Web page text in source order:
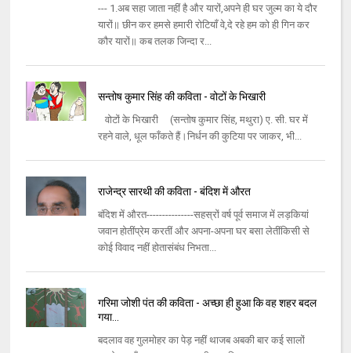
--- 1.अब सहा जाता नहीं है और यारों,अपने ही घर जुल्‍म का ये दौर
यारों॥ छीन कर हमसे हमारी रोटियाँ वे,दे रहे हम को ही गिन कर
कौर यारों॥ कब तलक जिन्‍दा र...
सन्‍तोष कुमार सिंह की कविता - वोटों के भिखारी
वोटों के भिखारी (सन्‍तोष कुमार सिंह, मथुरा) ए. सी. घर में
रहने वाले, धूल फाँकते हैं।निर्धन की कुटिया पर जाकर, भी...
राजेन्द्र सारथी की कविता - बंदिश में औरत
बंदिश में औरत---------------सहस्रों वर्ष पूर्व समाज में लड़कियां
जवान होतींप्रेम करतीं और अपना-अपना घर बसा लेतींकिसी से
कोई विवाद नहीं होतासंबंध निभता...
गरिमा जोशी पंत की कविता - अच्‍छा ही हुआ कि वह शहर बदल
गया...
बदलाव वह गुलमोहर का पेड़ नहीं थाजब अबकी बार कई सालों